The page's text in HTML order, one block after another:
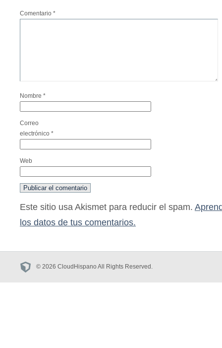
Comentario *
Nombre *
Correo
electrónico *
Web
Este sitio usa Akismet para reducir el spam.
los datos de tus comentarios.
© 2026 CloudHispano All Rights Reserved.